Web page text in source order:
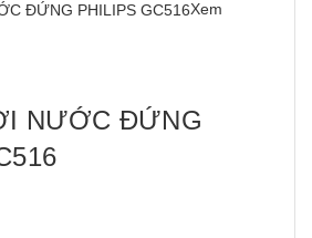
Xem
NƯỚC ĐỨNG